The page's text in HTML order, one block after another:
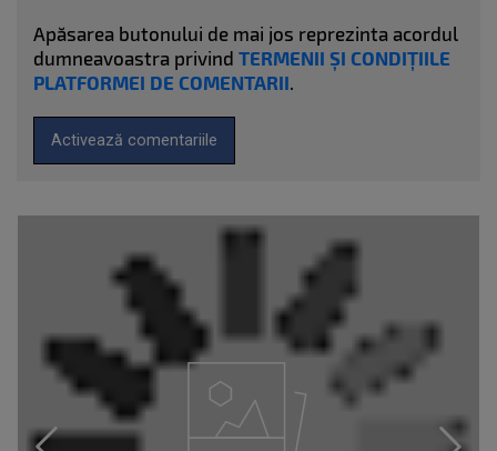
Apăsarea butonului de mai jos reprezinta acordul
dumneavoastra privind TERMENII ȘI CONDIȚIILE
PLATFORMEI DE COMENTARII.
Activează comentariile